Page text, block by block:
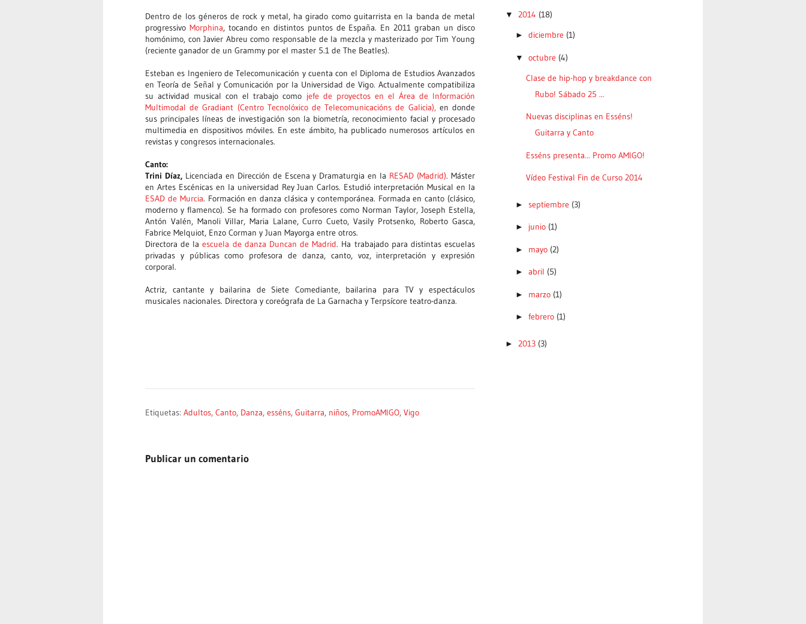
Dentro de los géneros de rock y metal, ha girado como guitarrista en la banda de metal
progressivo Morphina, tocando en distintos puntos de España. En 2011 graban un disco
homónimo, con Javier Abreu como responsable de la mezcla y masterizado por Tim Young
(reciente ganador de un Grammy por el master 5.1 de The Beatles).
Esteban es Ingeniero de Telecomunicación y cuenta con el Diploma de Estudios Avanzados
en Teoría de Señal y Comunicación por la Universidad de Vigo. Actualmente compatibiliza
su actividad musical con el trabajo como jefe de proyectos en el Área de Información
Multimodal de Gradiant (Centro Tecnolóxico de Telecomunicacións de Galicia),en donde
sus principales líneas de investigación son la biometría, reconocimiento facial y procesado
multimedia en dispositivos móviles. En este ámbito, ha publicado numerosos artículos en
revistas y congresos internacionales.
Canto:
Trini Díaz,Licenciada en Dirección de Escena y Dramaturgia en la RESAD (Madrid). Máster
en Artes Escénicas en la universidad Rey Juan Carlos. Estudió interpretación Musical en la
ESAD de Murcia. Formación en danza clásica y contemporánea. Formada en canto (clásico,
moderno y flamenco). Se ha formado con profesores como Norman Taylor, Joseph Estella,
Antón Valén, Manoli Villar, Maria Lalane, Curro Cueto, Vasily Protsenko, Roberto Gasca,
Fabrice Melquiot, Enzo Corman y Juan Mayorga entre otros.
Directora de laescuela de danza Duncan de Madrid. Ha trabajado para distintas escuelas
privadas y públicas como profesora de danza, canto, voz, interpretación y expresión
corporal.
Actriz, cantante y bailarina de Siete Comediante, bailarina para TV y espectáculos
musicales nacionales. Directora y coreógrafa de La Garnacha y Terpsícore teatro-danza.
Etiquetas: Adultos, Canto, Danza, esséns, Guitarra, niños, PromoAMIGO, Vigo
Publicar un comentario
▼ 2014 (18)
► diciembre (1)
▼ octubre (4)
Clase de hip-hop y breakdance con
Rubo! Sábado 25 ...
Nuevas disciplinas en Esséns!
Guitarra y Canto
Esséns presenta... Promo AMIGO!
Vídeo Festival Fin de Curso 2014
► septiembre (3)
► junio (1)
► mayo (2)
► abril (5)
► marzo (1)
► febrero (1)
► 2013 (3)